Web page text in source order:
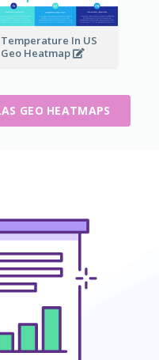
Temperature In US
Geo Heatmap
GEO HEATMAPS